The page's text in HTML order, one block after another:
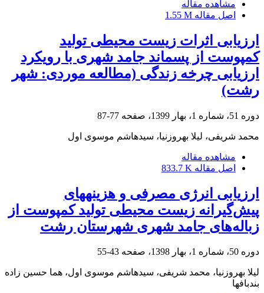
مشاهده مقاله
اصل مقاله 1.55 M
ارزیابی اثرات زیست محیطی تولید
کمپوست از پسماند جامد شهری با رویکرد
ارزیابی چرخه زندگی‌ (مطالعه موردی: شهر
رشت)
دوره 51، شماره 1، بهار 1399، صفحه 77-87
محمد شریفی، لیلا بهروزنیا، سیدهاشم موسوی اول
مشاهده مقاله
اصل مقاله 833.7 K
ارزیابی انرژی مصرفی و هزینههای
پیش‌گیرانه زیست محیطی تولید کمپوست از
زباله‌های جامد شهری شهرستان رشت
دوره 50، شماره 1، بهار 1398، صفحه 43-55
لیلا بهروزنیا، محمد شریفی، سیدهاشم موسوی اول، هما حسین زاده
بندبافها